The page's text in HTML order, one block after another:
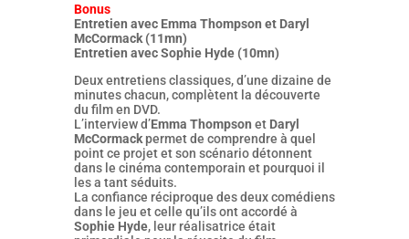
Bonus
Entretien avec Emma Thompson et Daryl
McCormack (11mn)
Entretien avec Sophie Hyde (10mn)
Deux entretiens classiques, d’une dizaine de
minutes chacun, complètent la découverte
du film en DVD.
L’interview d’Emma Thompson et Daryl
McCormackpermet de comprendre à quel
point ce projet et son scénario détonnent
dans le cinéma contemporain et pourquoi il
les a tant séduits.
La confiance réciproque des deux comédiens
dans le jeu et celle qu’ils ont accordé à
Sophie Hyde, leur réalisatrice était